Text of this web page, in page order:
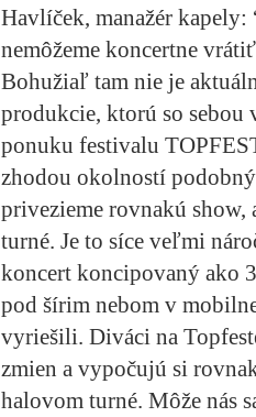
Havlíček, manažér
nemôžeme koncertne
Bohužiaľ tam nie je
produkcie, ktorú so
ponuku festivalu
zhodou okolností
privezieme rovnakú
turné. Je to síce veľmi
koncert koncipovaný ako
pod šírim nebom v
vyriešili. Diváci na
zmien a vypočujú si
halovom turné. Môže nás